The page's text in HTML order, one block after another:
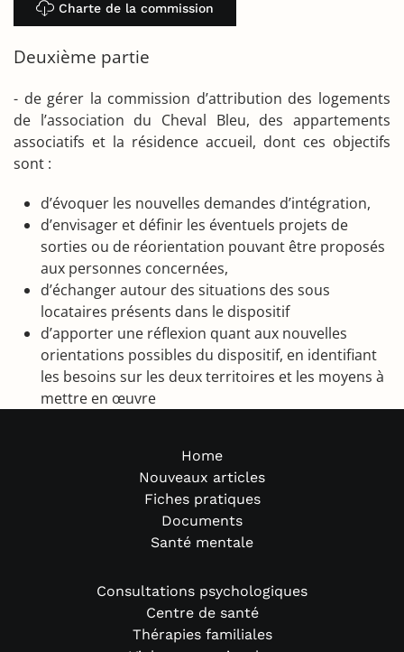
Charte de la commission
Deuxième partie
- de gérer la commission d’attribution des logements
de l’association du Cheval Bleu, des appartements
associatifs et la résidence accueil, dont ces objectifs
sont :
d’évoquer les nouvelles demandes d’intégration,
d’envisager et définir les éventuels projets de
sorties ou de réorientation pouvant être proposés
aux personnes concernées,
d’échanger autour des situations des sous
locataires présents dans le dispositif
d’apporter une réflexion quant aux nouvelles
orientations possibles du dispositif, en identifiant
les besoins sur les deux territoires et les moyens à
mettre en œuvre
Home
Nouveaux articles
Fiches pratiques
Documents
Santé mentale
Consultations psychologiques
Centre de santé
Thérapies familiales